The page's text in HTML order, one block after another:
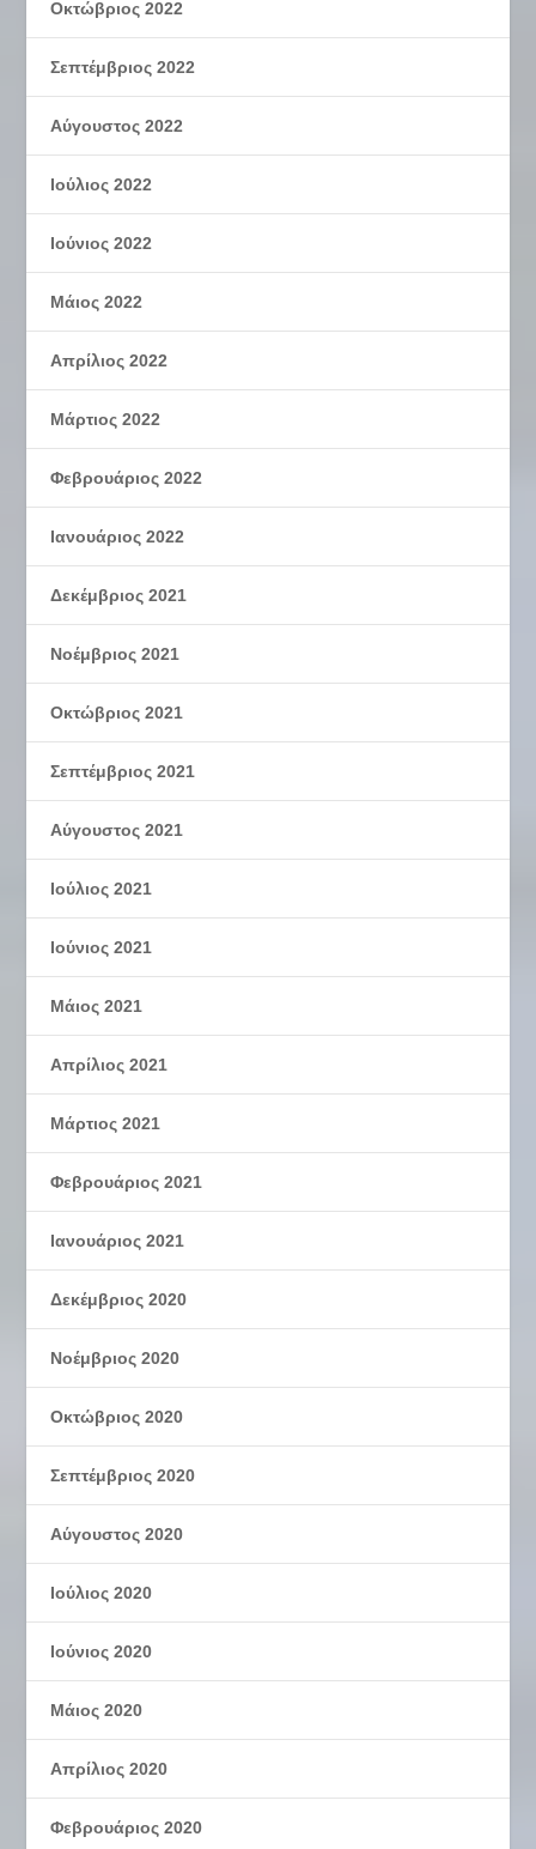
Οκτώβριος 2022
Σεπτέμβριος 2022
Αύγουστος 2022
Ιούλιος 2022
Ιούνιος 2022
Μάιος 2022
Απρίλιος 2022
Μάρτιος 2022
Φεβρουάριος 2022
Ιανουάριος 2022
Δεκέμβριος 2021
Νοέμβριος 2021
Οκτώβριος 2021
Σεπτέμβριος 2021
Αύγουστος 2021
Ιούλιος 2021
Ιούνιος 2021
Μάιος 2021
Απρίλιος 2021
Μάρτιος 2021
Φεβρουάριος 2021
Ιανουάριος 2021
Δεκέμβριος 2020
Νοέμβριος 2020
Οκτώβριος 2020
Σεπτέμβριος 2020
Αύγουστος 2020
Ιούλιος 2020
Ιούνιος 2020
Μάιος 2020
Απρίλιος 2020
Φεβρουάριος 2020